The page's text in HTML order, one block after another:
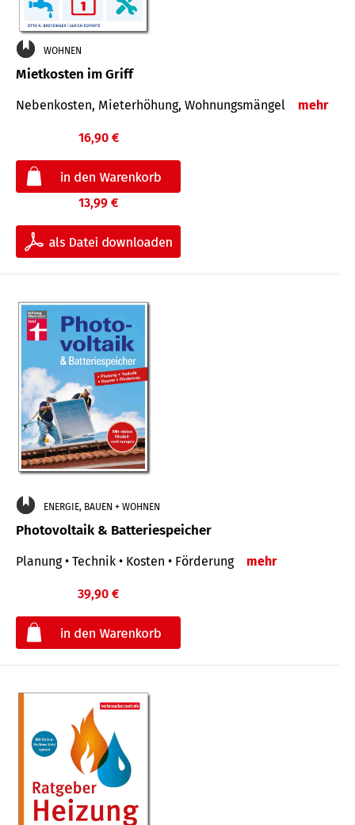
WOHNEN
Mietkosten im Griff
Nebenkosten, Mieterhöhung, Wohnungsmängel mehr
16,90 €
13,99 €
ENERGIE, BAUEN + WOHNEN
Photovoltaik & Batteriespeicher
Planung • Technik • Kosten • Förderung mehr
39,90 €